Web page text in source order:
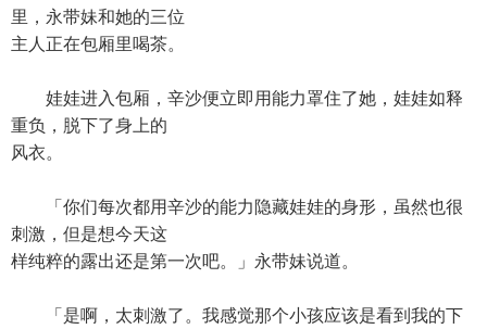
里，永带妹和她的三位
主人正在包厢里喝茶。
娃娃进入包厢，辛沙便立即用能力罩住了她，娃娃如释
重负，脱下了身上的
风衣。
「你们每次都用辛沙的能力隐藏娃娃的身形，虽然也很
刺激，但是想今天这
样纯粹的露出还是第一次吧。」永带妹说道。
「是啊，太刺激了。我感觉那个小孩应该是看到我的下